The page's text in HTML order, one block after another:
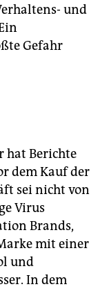
und
Gefahr
hat Berichte
dem Kauf der
sei nicht von
Virus
Brands,
mit einer
und
In dem